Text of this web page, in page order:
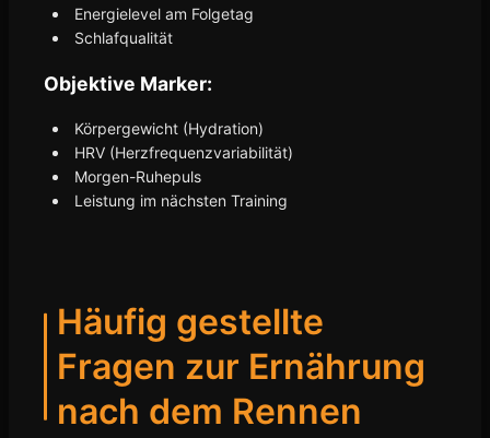
Energielevel am Folgetag
Schlafqualität
Objektive Marker:
Körpergewicht (Hydration)
HRV (Herzfrequenzvariabilität)
Morgen-Ruhepuls
Leistung im nächsten Training
Häufig gestellte
Fragen zur Ernährung
nach dem Rennen